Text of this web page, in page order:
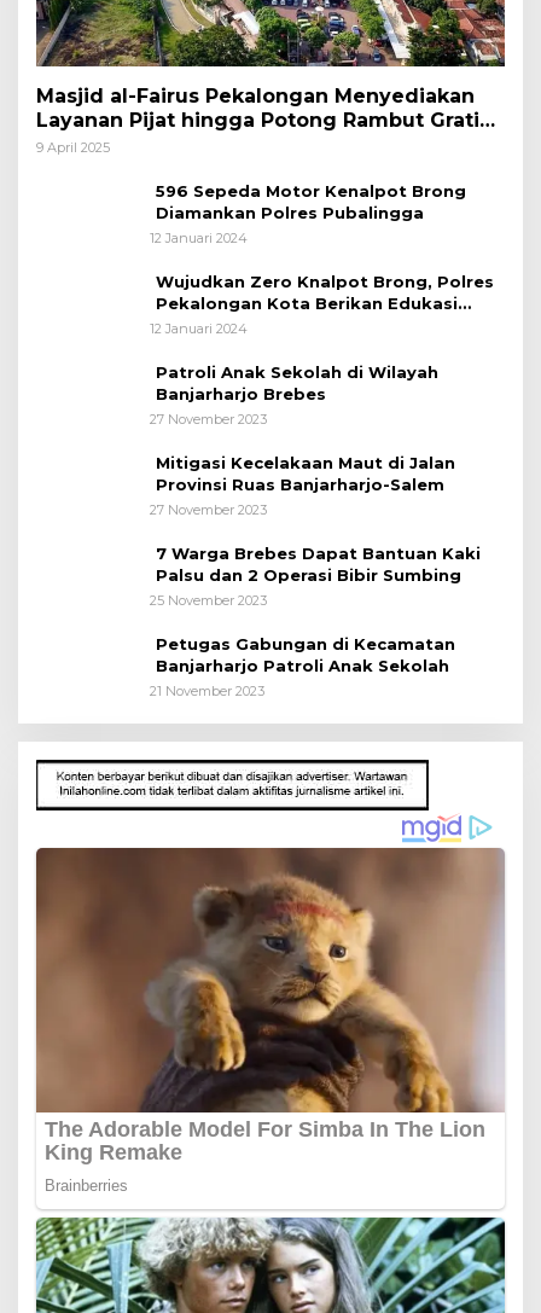
Masjid al-Fairus Pekalongan Menyediakan
Layanan Pijat hingga Potong Rambut Gratis
bagi Pemudik Lebaran 2025
9 April 2025
596 Sepeda Motor Kenalpot Brong
Diamankan Polres Pubalingga
12 Januari 2024
Wujudkan Zero Knalpot Brong, Polres
Pekalongan Kota Berikan Edukasi
Kepada Pelajar
12 Januari 2024
Patroli Anak Sekolah di Wilayah
Banjarharjo Brebes
27 November 2023
Mitigasi Kecelakaan Maut di Jalan
Provinsi Ruas Banjarharjo-Salem
27 November 2023
7 Warga Brebes Dapat Bantuan Kaki
Palsu dan 2 Operasi Bibir Sumbing
25 November 2023
Petugas Gabungan di Kecamatan
Banjarharjo Patroli Anak Sekolah
21 November 2023